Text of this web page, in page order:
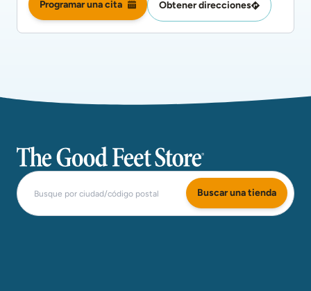
Programar una cita Obtener direcciones
The Good Feet Store
Buscar una tienda